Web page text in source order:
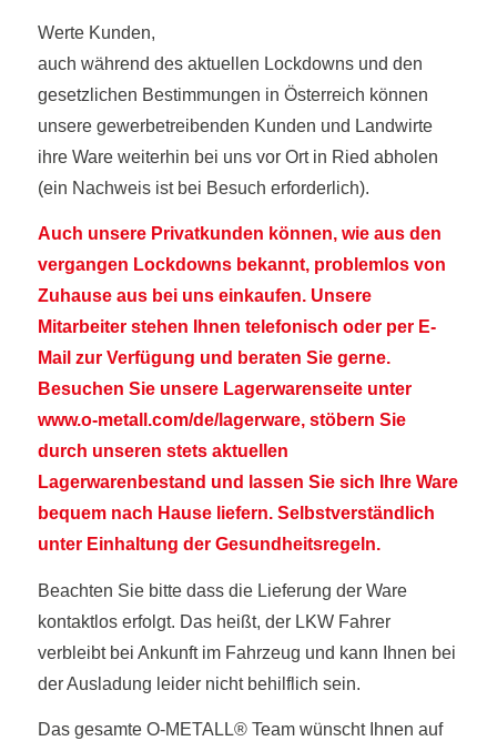
Werte Kunden,
auch während des aktuellen Lockdowns und den
gesetzlichen Bestimmungen in Österreich können
unsere gewerbetreibenden Kunden und Landwirte
ihre Ware weiterhin bei uns vor Ort in Ried abholen
(ein Nachweis ist bei Besuch erforderlich).
Auch unsere Privatkunden können, wie aus den
vergangen Lockdowns bekannt, problemlos von
Zuhause aus bei uns einkaufen. Unsere
Mitarbeiter stehen Ihnen telefonisch oder per E-
Mail zur Verfügung und beraten Sie gerne.
Besuchen Sie unsere Lagerwarenseite unter
www.o-metall.com/de/lagerware, stöbern Sie
durch unseren stets aktuellen
Lagerwarenbestand und lassen Sie sich Ihre Ware
bequem nach Hause liefern. Selbstverständlich
unter Einhaltung der Gesundheitsregeln.
Beachten Sie bitte dass die Lieferung der Ware
kontaktlos erfolgt. Das heißt, der LKW Fahrer
verbleibt bei Ankunft im Fahrzeug und kann Ihnen bei
der Ausladung leider nicht behilflich sein.
Das gesamte O-METALL® Team wünscht Ihnen auf